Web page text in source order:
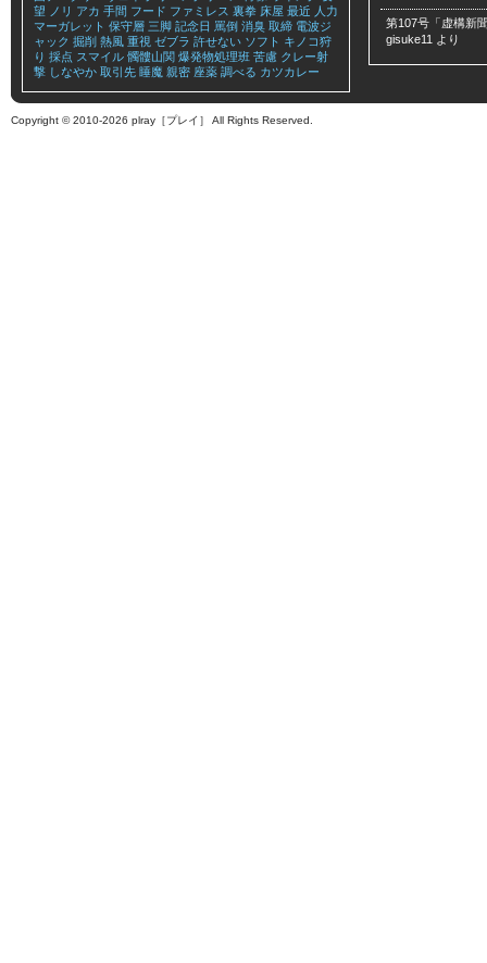
望 ノリ アカ 手間 フード ファミレス 裏拳 床屋 最近 人力
マーガレット 保守層 三脚 記念日 罵倒 消臭 取締 電波ジ
ャック 掘削 熱風 重視 ゼブラ 許せない ソフト キノコ狩
り 採点 スマイル 髑髏山関 爆発物処理班 苦慮 クレー射
撃 しなやか 取引先 睡魔 親密 座薬 調べる カツカレー
第107号「虚構新
gisuke11 より
Copyright © 2010-2026 plray［プレイ］ All Rights Reserved.